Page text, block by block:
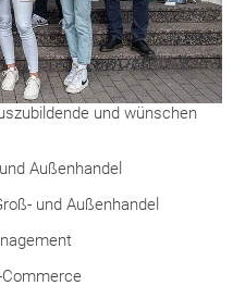
und wünschen
Außenhandel
und Außenhandel